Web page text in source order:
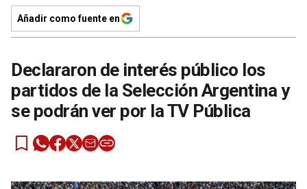
Añadir como fuente en
Declararon de interés público los
partidos de la Selección Argentina y
se podrán ver por la TV Pública